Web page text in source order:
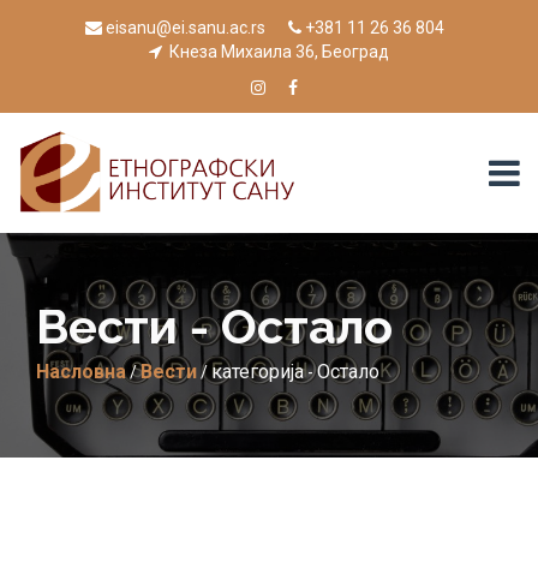
eisanu@ei.sanu.ac.rs
+381 11 26 36 804
Кнеза Михаила 36, Београд
Вести - Остало
Насловна/Вести/ категорија-Остало